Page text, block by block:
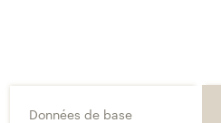
Données de base